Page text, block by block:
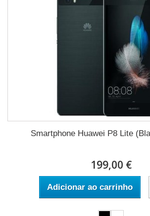
Smartphone Huawei P8 Lite
199,00 €
Adicionar ao carrinho